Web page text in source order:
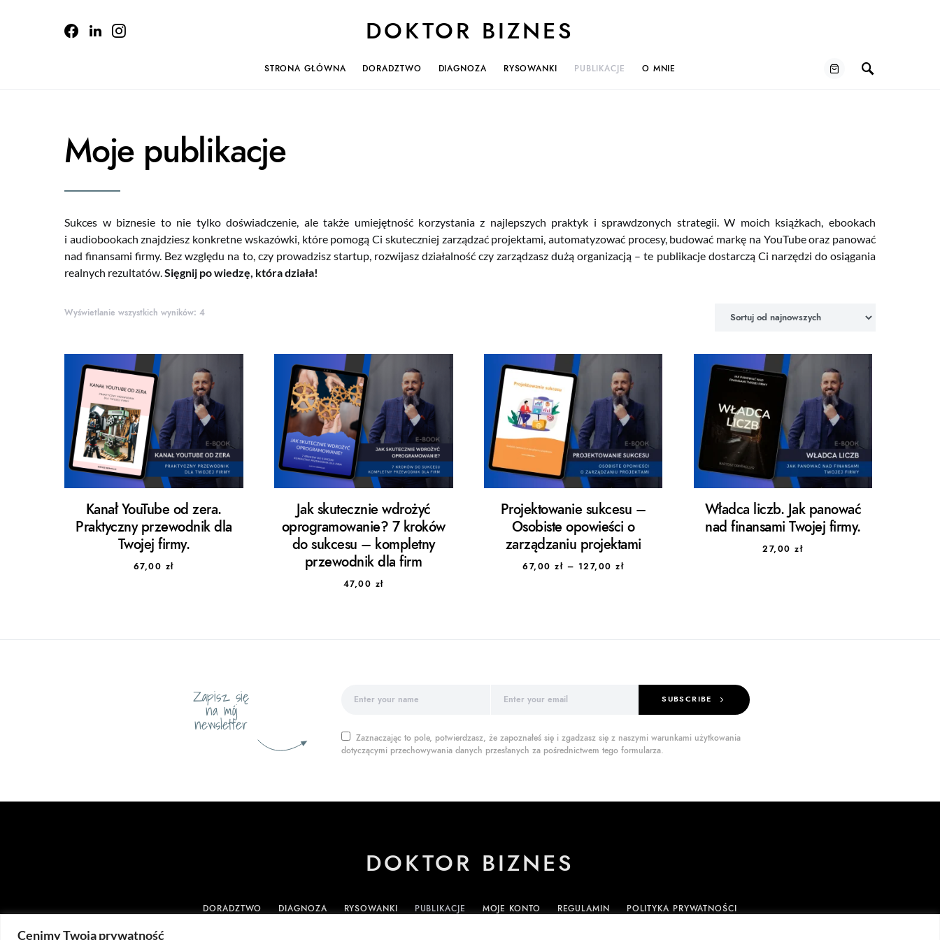
Cenimy Twoją prywatność
DOKTOR BIZNES
STRONA GŁÓWNA DORADZTWO DIAGNOZA RYSOWANKI PUBLIKACJE O MNIE
Moje publikacje
Sukces w biznesie to nie tylko doświadczenie, ale także umiejętność korzystania z najlepszych praktyk i sprawdzonych strategii. W moich książkach, ebookach
i audiobookach znajdziesz konkretne wskazówki, które pomogą Ci skuteczniej zarządzać projektami, automatyzować procesy, budować markę na YouTube oraz panować
nad finansami firmy. Bez względu na to, czy prowadzisz startup, rozwijasz działalność czy zarządzasz dużą organizacją – te publikacje dostarczą Ci narzędzi do osiągania
realnych rezultatów.Sięgnij po wiedzę, która działa!
Wyświetlanie wszystkich wyników: 4Posortowane według najnowszych
Kanał YouTube od zera.
Praktyczny przewodnik dla
Twojej firmy.
67,00 zł
Jak skutecznie wdrożyć
oprogramowanie? 7 kroków
do sukcesu – kompletny
przewodnik dla firm
47,00 zł
Projektowanie sukcesu –
Osobiste opowieści o
zarządzaniu projektami
67,00zł – 127,00złZakres cen: od 67,00 zł do 127,00 zł
Władca liczb. Jak panować
nad finansami Twojej firmy.
27,00zł
Zapisz się
na mój
newsletter
SUBSCRIBE
Zaznaczając to pole, potwierdzasz, że zapoznałeś się i zgadzasz się z naszymi warunkami użytkowania
dotyczącymi przechowywania danych przesłanych za pośrednictwem tego formularza.
DOKTOR BIZNES
DORADZTWO DIAGNOZA RYSOWANKI PUBLIKACJE MOJE KONTO REGULAMIN POLITYKA PRYWATNOŚCI